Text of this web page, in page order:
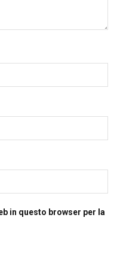
in questo browser per la